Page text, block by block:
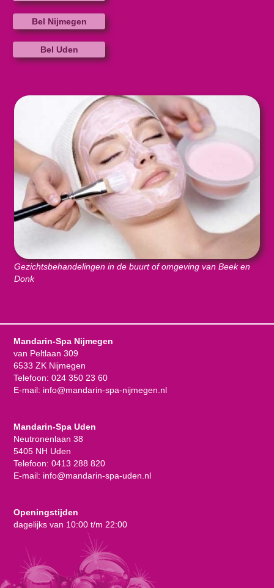
Bel Nijmegen
Bel Uden
Gezichtsbehandelingen in de buurt of omgeving van Beek en
Donk
Mandarin-Spa Nijmegen
van Peltlaan 309
6533 ZK Nijmegen
Telefoon: 024 350 23 60
E-mail: info@mandarin-spa-nijmegen.nl
Mandarin-Spa Uden
Neutronenlaan 38
5405 NH Uden
Telefoon: 0413 288 820
E-mail: info@mandarin-spa-uden.nl
Openingstijden
dagelijks van 10:00 t/m 22:00